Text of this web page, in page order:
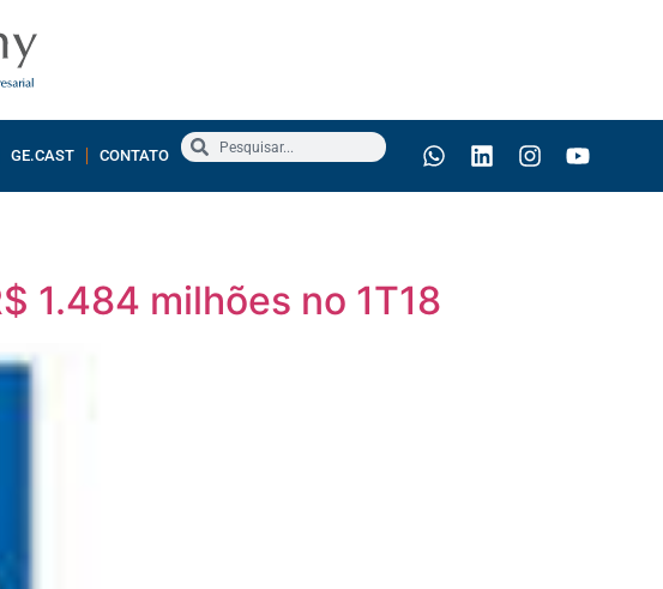
GE.CAST CONTATO
1.484 milhões no 1T18